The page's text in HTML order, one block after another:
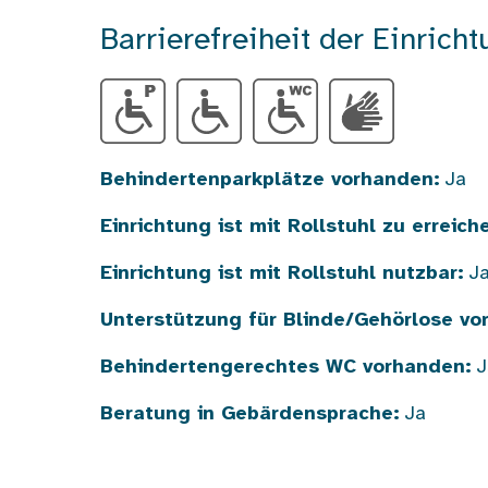
Barrierefreiheit der
Behindertenparkplätze vorhanden: Ja
Einrichtung ist mit Rollstuhl zu
Einrichtung ist mit Rollstuhl nutzbar: Ja
Unterstützung für Blinde/Gehörlose
Behindertengerechtes WC vorhanden:
Beratung in Gebärdensprache: Ja